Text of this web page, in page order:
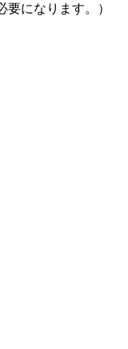
になります。）